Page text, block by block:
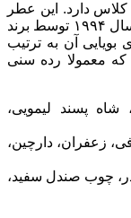
دارد. این عطر
در گروه عطرهای چوبی آبزی قرار دارد و در سال ۱۹۹۴ توسط برند
آن به ترتیب
که معمولا رده سنی
شاه پسند لیمویی،
زعفران، دارچین،
چوب صندل سفید،